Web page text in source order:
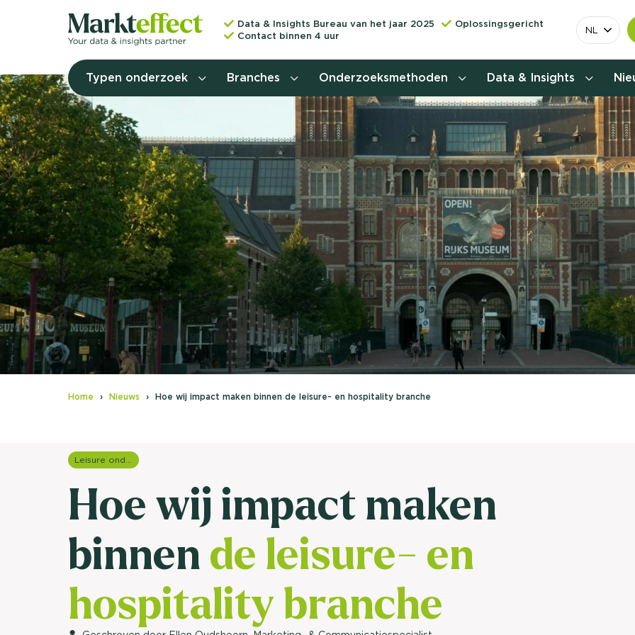
Data & Insights Bureau van het jaar 2025
Oplossingsgericht
Contact binnen 4 uur
NL
Typen onderzoek
Behoefteonderzoek
Customer journey onderzoek
Customer value proposition
Doelgroeponderzoek
Naamsbekendheidonderzoek
Nationaal Studiekeuze
Onderzoek (NSKO)
Usage & attitude onderzoek
UX-onderzoek
customer
brengen.
Stefan
Client
Branches Onderzoeksmethoden Data & Insights
Home Nieuws Hoe wij impact maken binnen de leisure- en hospitality branche
Leisure onderzoek
Hoe wij impact maken
binnende leisure- en
hospitality branche